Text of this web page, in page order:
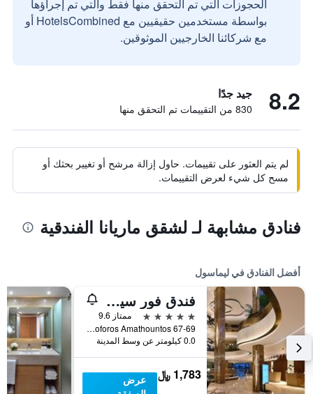
الحجوزات التي تم التحقق منها فقط والتي تم إجراؤها
بواسطة مستخدمين حقيقيين مع HotelsCombined أو
مع شركائنا الخارجيين الموثوقين.
8.2 جيد جدًا
830 من التقييمات تم التحقق منها
لم يتم العثور على تقييمات. حاول إزالة مرشح أو تغيير بحثك أو
مسح كل شيء لعرض التقييمات.
فنادق مشابهة لـ لشقق ماريانا الفندقية
أفضل الفنادق في ليماسول
فندق فور سيزونز
5 نجوم
ممتاز 9.6
Leoforos Amathountos 67-69, ليماسول, قبرص
0.0 كيلومتر عن وسط المدينة
1,783 ﷼
عرض